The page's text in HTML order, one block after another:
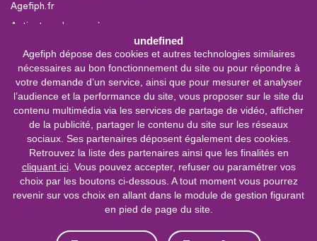
undefined
Agefiph dépose des cookies et autres technologies similaires
nécessaires au bon fonctionnement du site ou pour répondre à
votre demande d’un service, ainsi que pour mesurer et analyser
l’audience et la performance du site, vous proposer sur le site du
contenu multimédia via les services de partage de vidéo, afficher
de la publicité, partager le contenu du site sur les réseaux
sociaux. Ses partenaires déposent également des cookies.
Retrouvez la liste des partenaires ainsi que les finalités en
cliquant ici. Vous pouvez accepter, refuser ou paramétrer vos
choix par les boutons ci-dessous. A tout moment vous pourrez
revenir sur vos choix en allant dans le module de gestion figurant
en pied de page du site.
Agefiph.fr
Activateur de progrès
Sites partenaires
FIRAH
CNSA
FIPHFP
Mon parcours
Handicap
INCa
0 800 11 10 09
Service &
appel gratuits
De 9h à 18h.